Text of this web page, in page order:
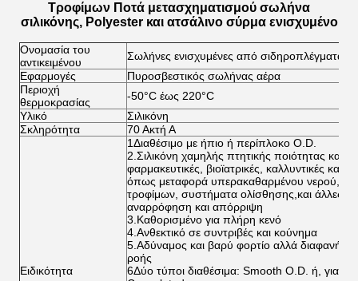
Τροφίμων Ποτά μετασχηματισμού σωλήνα
σιλικόνης, Polyester και ατσάλινο σύρμα ενισχυμένο
Ονομασία του
αντικειμένου
Σωλήνες ενισχυμένες από σιδηροπλέγματα
Εφαρμογές
Πυροσβεστικός σωλήνας αέρα
Περιοχή
θερμοκρασίας
-50°C έως 220°C
Υλικό
Σιλικόνη
Σκληρότητα
70 Ακτή Α
Ειδικότητα
1Διαθέσιμο με ήπιο ή περίπλοκο O.D.
2.Σιλικόνη χαμηλής πτητικής ποιότητας
φαρμακευτικές, βιοϊατρικές, καλλυντικές και
όπως μεταφορά υπερακαθαρμένου νερού,
τροφίμων, συστήματα ολίσθησης,και άλλες
αναρρόφηση και απόρριψη
3.Καθορισμένο για πλήρη κενό
4.Ανθεκτικό σε συντριβές και κούνημα
5.Αδύναμος και βαρύ φορτίο αλλά διαφανής
ροής
6Δύο τύποι διαθέσιμα: Smooth O.D. ή, για